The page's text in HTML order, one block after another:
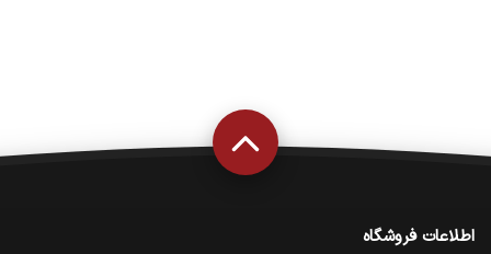
اطلاعات فروشگاه